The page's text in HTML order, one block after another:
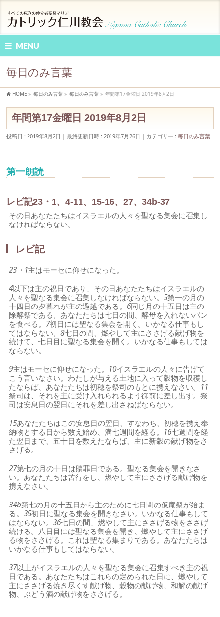
MENU
毎日のみ言葉
HOME » 毎日のみ言葉 » 毎日のみ言葉 » 年間第17金曜日 2019年8月2日
年間第17金曜日 2019年8月2日
投稿日 : 2019年8月2日 最終更新日時 : 2019年7月26日 カテゴリー :毎日のみ言葉
第一朗読
レビ記23・1、4-11、15-16、27、34b-37
その日あなたたちはイスラエルの人々を聖なる集会に召集し
なければならない。
レビ記
23・1主はモーセに仰せになった。
4以下は主の祝日であり、その日あなたたちはイスラエルの
人々を聖なる集会に召集しなければならない。5第一の月の
十四日の夕暮れが主の過越である。 6同じ月の十五日は主の
除酵祭である。あなたたちは七日の間、酵母を入れないパン
を食べる。 7初日には聖なる集会を開く。いかなる仕事もし
てはならない。8七日の間、燃やして主にささげる献げ物を
続けて、七日目に聖なる集会を開く。いかなる仕事もしては
ならない。
9主はモーセに仰せになった。 10イスラエルの人々に告げて
こう言いなさい。わたしが与える土地に入って穀物を収穫し
たならば、あなたたちは初穂を祭司のもとに携えなさい。 11
祭司は、それを主に受け入れられるよう御前に差し出す。祭
司は安息日の翌日にそれを差し出さねばならない。
15あなたたちはこの安息日の翌日、すなわち、初穂を携え奉
納物とする日から数え始め、満七週間を経る。 16七週間を経
た翌日まで、五十日を数えたならば、主に新穀の献げ物をさ
さげる。
27第七の月の十日は贖罪日である。聖なる集会を開きなさ
い。あなたたちは苦行をし、燃やして主にささげる献げ物を
携えなさい。
34b第七の月の十五日から主のために七日間の仮庵祭が始ま
る。35初日に聖なる集会を開きなさい。いかなる仕事もして
はならない。36七日の間、燃やして主にささげる物をささげ
続ける。八日目には聖なる集会を開き、燃やして主にささげ
る物をささげる。これは聖なる集まりである。あなたたちは
いかなる仕事もしてはならない。
37以上がイスラエルの人々を聖なる集会に召集すべき主の祝
日である。あなたたちはこれらの定められた日に、燃やして
主にささげる焼き尽くす献げ物、穀物の献げ物、和解の献げ
物、ぶどう酒の献げ物をささげる。